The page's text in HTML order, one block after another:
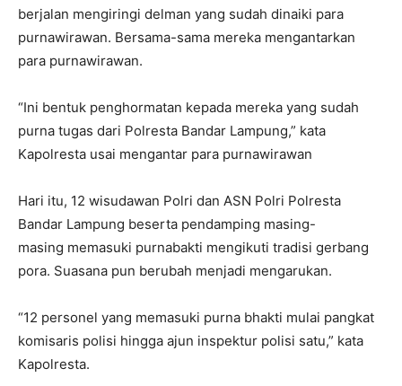
berjalan mengiringi delman yang sudah dinaiki para
purnawirawan. Bersama-sama mereka mengantarkan
para purnawirawan.
“Ini bentuk penghormatan kepada mereka yang sudah
purna tugas dari Polresta Bandar Lampung,” kata
Kapolresta usai mengantar para purnawirawan
Hari itu, 12 wisudawan Polri dan ASN Polri Polresta
Bandar Lampung beserta pendamping masing-
masing memasuki purnabakti mengikuti tradisi gerbang
pora. Suasana pun berubah menjadi mengarukan.
“12 personel yang memasuki purna bhakti mulai pangkat
komisaris polisi hingga ajun inspektur polisi satu,” kata
Kapolresta.